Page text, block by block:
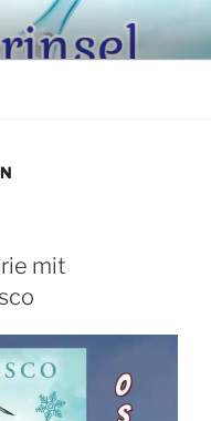
mit